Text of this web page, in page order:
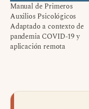
Manual de Primeros
Auxilios Psicológicos
Adaptado a contexto de
pandemia COVID-19 y
aplicación remota